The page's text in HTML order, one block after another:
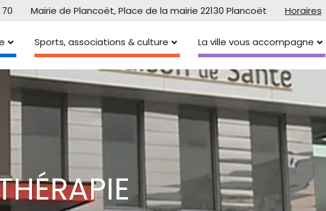
Mairie de Plancoët, Place de la mairie 22130 Plancoët Horaires
Sports, associations & culture La ville vous accompagne